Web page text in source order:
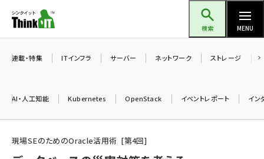
ン
ツ
検索 MENU
加藤銘のチーム貢献～仲間と築いた勝利の絆～ (2325)
連載・特集 ITインフラ サーバー ネットワーク ストレージ
AI・人工知能 Kubernetes OpenStack イベントレポート イン
現場SEのためのOracle活用術 第4回